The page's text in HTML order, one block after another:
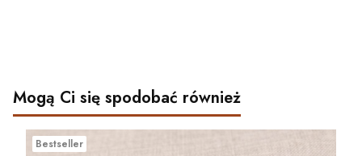
Mogą Ci się spodobać również
Bestseller